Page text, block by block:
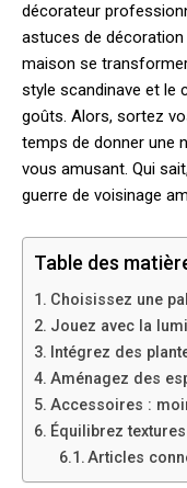
décorateur
astuces de décoration
maison se
style scandinave et le
goûts. Alors, sortez
temps de donner une
vous amusant. Qui
guerre de voisinage
Table des
Choisissez une
Jouez avec la
Intégrez des
Aménagez des
Accessoires :
Équilibrez
Articles